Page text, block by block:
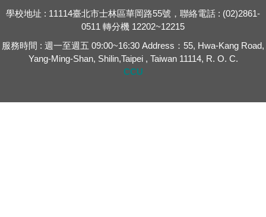
學校地址 : 11114臺北市士林區華岡路55號，聯絡電話 : (02)2861-
0511 轉分機 12202~12215
服務時間 : 週一至週五 09:00~16:30 Address：55, Hwa-Kang Road,
Yang-Ming-Shan, Shilin,Taipei , Taiwan 11114, R. O. C.
CCU